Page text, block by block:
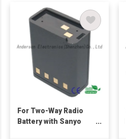
For Two-Way Radio
Battery with Sanyo